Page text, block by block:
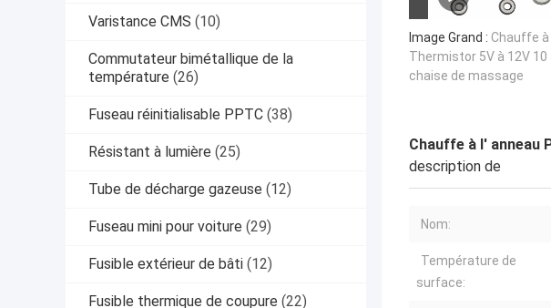
Varistance CMS (10)
Commutateur bimétallique de la
température (26)
Fuseau réinitialisable PPTC (38)
Résistant à lumière (25)
Tube de décharge gazeuse (12)
Fuseau mini pour voiture (29)
Fusible extérieur de bâti (12)
Fusible thermique de coupure (22)
Image Grand : Chauffe à
Thermistor 5V à 12V 10
chaise de massage
Chauffe à l' anneau
description de
Nom:
Température de
surface: